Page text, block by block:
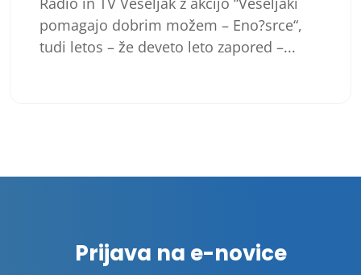
pomagajo dobrim možem – Eno?srce“,
tudi letos – že deveto leto zapored –...
prispevkov
Prijava na e-novice